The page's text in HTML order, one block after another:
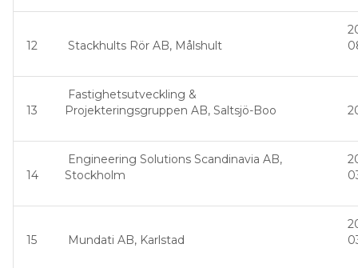
12 Stackhults Rör AB, Målshult
13
Fastighetsutveckling &
Projekteringsgruppen AB, Saltsjö-Boo
14
Engineering Solutions Scandinavia AB,
Stockholm
15 Mundati AB, Karlstad